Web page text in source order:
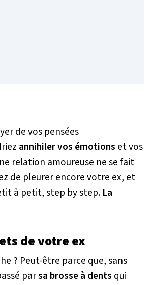
de vos pensées
annihiler vos émotions et vos
relation amoureuse ne se fait
de pleurer encore votre ex, et
à petit,step by step. La
de votre ex
? Peut-être parce que, sans
parsa brosse à dents qui